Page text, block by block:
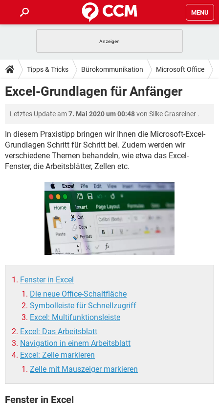
MENU
ANDROID IOS
WINDOWS 10 INSTAGRAM
TIPPS & TRICKS
SPIELE STREAMING
ANDROID IOS
WINDOWS 10 INSTAGRAM
WHATSAPP TIKTOK
FACEBOOK HARDWARE
DOWNLOADS
WINDOWS 10 INSTAGRAM
WHATSAPP TIKTOK
FACEBOOK
FORUM
SPIELE STREAMING
ANDROID IOS
WINDOWS 10 INSTAGRAM
TIKTOK
HARDWARE
LEXIKON
SPIELE STREAMING
ANDROID
INSTAGRAM
TIKTOK
HARDWARE
Tipps & Tricks Bürokommunikation Microsoft Office
Excel
Excel-Grundlagen für Anfänger
Letztes Update am7. Mai 2020 um 00:48von Silke Grasreiner .
In diesem Praxistipp bringen wir Ihnen die Microsoft-Excel-
Grundlagen Schritt für Schritt bei. Zudem werden wir
verschiedene Themen behandeln, wie etwa das Excel-
Fenster, die Arbeitsblätter, Zellen etc.
Fenster in Excel
Die neue Office-Schaltfläche
Symbolleiste für Schnellzugriff
Excel: Multifunktionsleiste
Excel: Das Arbeitsblatt
Navigation in einem Arbeitsblatt
Excel: Zelle markieren
Zelle mit Mauszeiger markieren
Fenster in Excel